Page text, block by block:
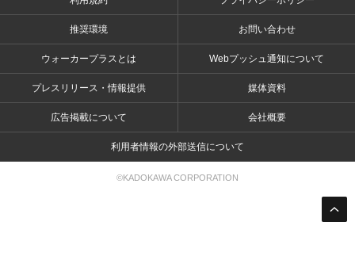
推奨環境 お問い合わせ
ウォーカープラスとは Webプッシュ通知について
プレスリリース・情報提供 媒体資料
広告掲載について 会社概要
利用者情報の外部送信について
©KADOKAWA CORPORATION